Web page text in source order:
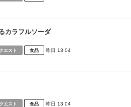
カラフルソーダ
エスト 食品 昨日 13:04
エスト 食品 昨日 13:04